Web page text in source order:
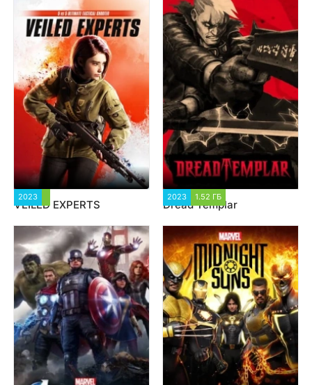
2023
VEILED EXPERTS
2023 1.52 ГБ
Dread Templar